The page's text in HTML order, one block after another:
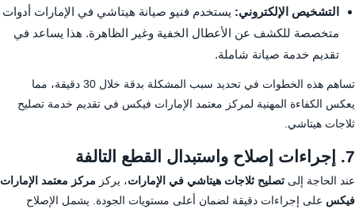
التشخيص الإلكتروني: يستخدم فنيو صيانة هيتاشي في الإمارات أدوات
متخصصة للكشف عن الأعطال الخفية وغير الظاهرة. هذا يساعد في
تقديم خدمة صيانة شاملة.
تساهم هذه الخطوات في تحديد سبب المشكلة بدقة خلال 30 دقيقة، مما
يعكس الكفاءة المهنية لمركز معتمد الإمارات فيكس في تقديم خدمة تصليح
ثلاجات هيتاشي.
7. إجراءات إصلاح واستبدال القطع التالفة
عند الحاجة إلى تصليح ثلاجات هيتاشي في الإمارات، يركز مركز معتمد الإمارات
فيكس على إجراءات دقيقة لضمان أعلى مستويات الجودة. يشمل الإصلاح